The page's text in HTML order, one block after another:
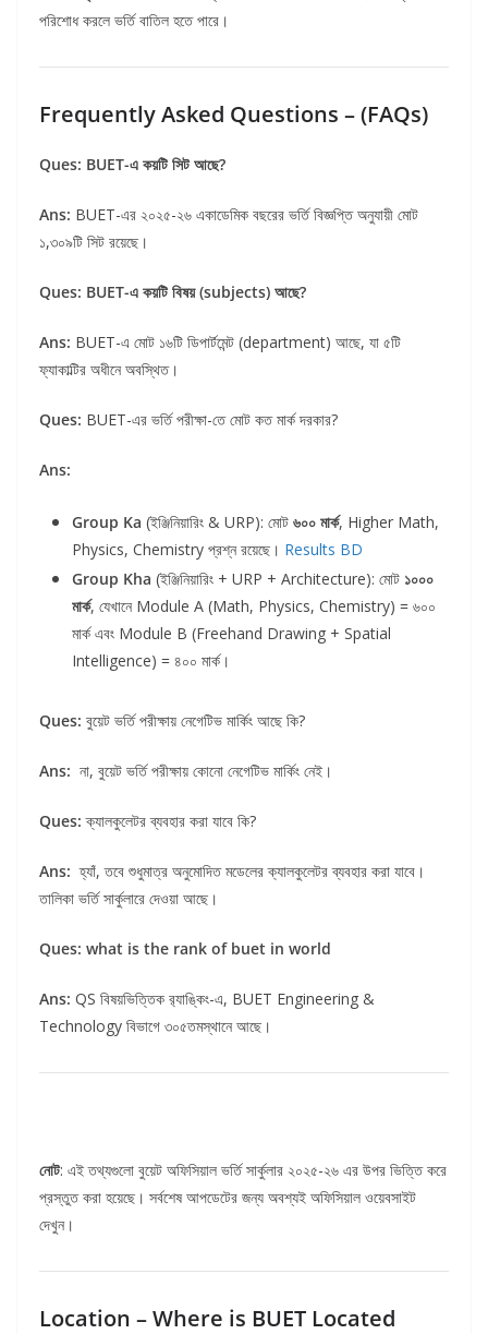
পরিশোধ করলে ভর্তি বাতিল হতে পারে।
Frequently Asked Questions – (FAQs)
Ques: BUET-এ কয়টি সিট আছে?
Ans: BUET-এর ২০২৫-২৬ একাডেমিক বছরের ভর্তি বিজ্ঞপ্তি অনুযায়ী মোট
১,৩০৯টি সিট রয়েছে।
Ques: BUET-এ কয়টি বিষয় (subjects) আছে?
Ans: BUET-এ মোট ১৬টি ডিপার্টমেন্ট (department) আছে, যা ৫টি
ফ্যাকাল্টির অধীনে অবস্থিত।
Ques: BUET-এর ভর্তি পরীক্ষা-তে মোট কত মার্ক দরকার?
Ans:
Group Ka (ইঞ্জিনিয়ারিং & URP): মোট ৬০০ মার্ক, Higher Math,
Physics, Chemistry প্রশ্ন রয়েছে। Results BD
Group Kha (ইঞ্জিনিয়ারিং + URP + Architecture): মোট ১০০০
মার্ক, যেখানে Module A (Math, Physics, Chemistry) = ৬০০
মার্ক এবং Module B (Freehand Drawing + Spatial
Intelligence) = ৪০০ মার্ক।
Ques: বুয়েট ভর্তি পরীক্ষায় নেগেটিভ মার্কিং আছে কি?
Ans: না, বুয়েট ভর্তি পরীক্ষায় কোনো নেগেটিভ মার্কিং নেই।
Ques:ক্যালকুলেটর ব্যবহার করা যাবে কি?
Ans: হ্যাঁ, তবে শুধুমাত্র অনুমোদিত মডেলের ক্যালকুলেটর ব্যবহার করা যাবে।
তালিকা ভর্তি সার্কুলারে দেওয়া আছে।
Ques: what is the rank of buet in world
Ans: QS বিষয়ভিত্তিক র‍্যাঙ্কিং-এ, BUET Engineering &
Technology বিভাগে ৩০৫তমস্থানে আছে।
নোট: এই তথ্যগুলো বুয়েট অফিসিয়াল ভর্তি সার্কুলার ২০২৫-২৬ এর উপর ভিত্তি করে
প্রস্তুত করা হয়েছে। সর্বশেষ আপডেটের জন্য অবশ্যই অফিসিয়াল ওয়েবসাইট
দেখুন।
Location – Where is BUET Located